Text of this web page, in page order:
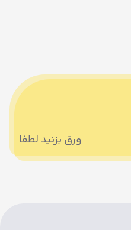
ورق بزنید لطفا